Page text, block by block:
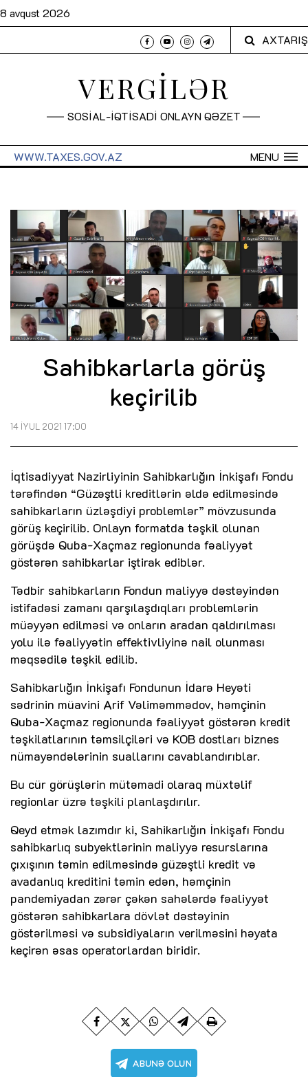
8 avqust 2026
AXTARIŞ
VERGİLƏR
SOSİAL-İQTİSADİ ONLAYN QƏZET
MENU
WWW.TAXES.GOV.AZ
Sahibkarlarla görüş
keçirilib
14 İYUL 2021 17:00
İqtisadiyyat Nazirliyinin Sahibkarlığın İnkişafı Fondu
tərəfindən “Güzəştli kreditlərin əldə edilməsində
sahibkarların üzləşdiyi problemlər” mövzusunda
görüş keçirilib. Onlayn formatda təşkil olunan
görüşdə Quba-Xaçmaz regionunda fəaliyyət
göstərən sahibkarlar iştirak ediblər.
Tədbir sahibkarların Fondun maliyyə dəstəyindən
istifadəsi zamanı qarşılaşdıqları problemlərin
müəyyən edilməsi və onların aradan qaldırılması
yolu ilə fəaliyyətin effektivliyinə nail olunması
məqsədilə təşkil edilib.
Sahibkarlığın İnkişafı Fondunun İdarə Heyəti
sədrinin müavini Arif Vəliməmmədov, həmçinin
Quba-Xaçmaz regionunda fəaliyyət göstərən kredit
təşkilatlarının təmsilçiləri və KOB dostları biznes
nümayəndələrinin suallarını cavablandırıblar.
Bu cür görüşlərin mütəmadi olaraq müxtəlif
regionlar üzrə təşkili planlaşdırılır.
Qeyd etmək lazımdır ki, Sahikarlığın İnkişafı Fondu
sahibkarlıq subyektlərinin maliyyə resurslarına
çıxışının təmin edilməsində güzəştli kredit və
avadanlıq kreditini təmin edən, həmçinin
pandemiyadan zərər çəkən sahələrdə fəaliyyət
göstərən sahibkarlara dövlət dəstəyinin
göstərilməsi və subsidiyaların verilməsini həyata
keçirən əsas operatorlardan biridir.